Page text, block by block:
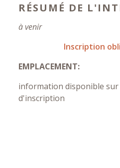
RÉSUMÉ DE
à venir
Inscription
EMPLACEMENT:
information disponible
d'inscription